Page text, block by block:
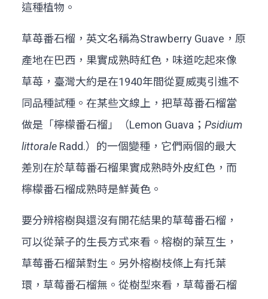
這種植物。
草苺番石榴，英文名稱為Strawberry Guave，原
產地在巴西，果實成熟時紅色，味道吃起來像
草苺，臺灣大約是在1940年間從夏威夷引進不
同品種試種。在某些文線上，把草苺番石榴當
做是「檸檬番石榴」（Lemon Guava； Psidium
littorale Radd.）的一個變種，它們兩個的最大
差別在於草莓番石榴果實成熟時外皮紅色，而
檸檬番石榴成熟時是鮮黃色。
要分辨榕樹與還沒有開花結果的草莓番石榴，
可以從葉子的生長方式來看。榕樹的葉互生，
草莓番石榴葉對生。另外榕樹枝條上有托葉
環，草莓番石榴無。從樹型來看，草莓番石榴